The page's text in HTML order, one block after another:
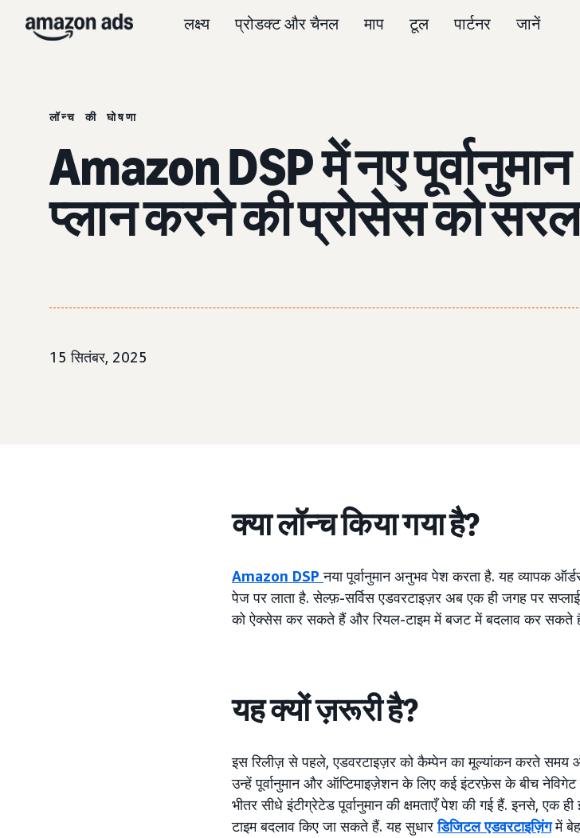
लक्ष्य प्रोडक्ट और चैनल माप टूल पार्टनर जानें
लॉन्च की घोषणा
Amazon DSP में नए
प्लान करने की प्रोसेस को सरल
15 सितंबर, 2025
क्या लॉन्च किया गया है?
Amazon DSPनया पूर्वानुमान अनुभव पेश करता है. यह व्यापक
पेज पर लाता है. सेल्फ़-सर्विस एडवरटाइज़र अब एक ही जगह पर सप्लाई
को ऐक्सेस कर सकते हैं और रियल-टाइम में बजट में बदलाव कर सकते
यह क्यों ज़रूरी है?
इस रिलीज़ से पहले, एडवरटाइज़र को कैम्पेन का मूल्यांकन करते समय
उन्हें पूर्वानुमान और ऑप्टिमाइज़ेशन के लिए कई इंटरफ़ेस के बीच
भीतर सीधे इंटीग्रेटेड पूर्वानुमान की क्षमताएँ पेश की गई हैं. इनसे,
टाइम बदलाव किए जा सकते हैं. यह सुधारडिजिटल एडवरटाइज़िंगमें